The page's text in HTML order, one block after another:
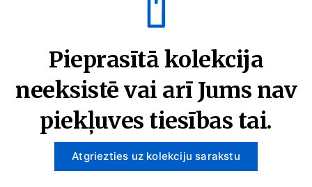
Pieprasītā kolekcija
neeksistē vai arī Jums nav
piekļuves tiesības tai.
Atgriezties uz kolekciju sarakstu